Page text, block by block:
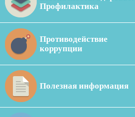
Профилактика
Противодействие
коррупции
Полезная информация